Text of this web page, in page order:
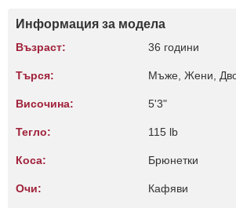
Информация за модела
Възраст: 36 години
Търся: Мъже, Жени,
Височина: 5'3"
Тегло: 115 lb
Коса: Брюнетки
Очи: Кафяви